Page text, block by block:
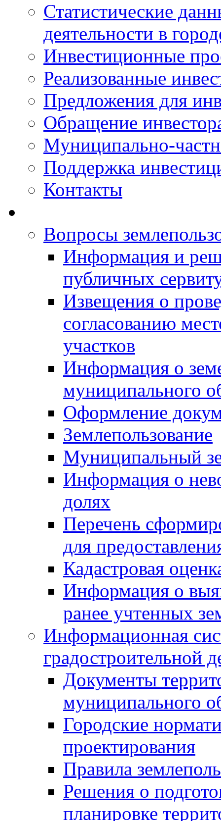
Статистические
деятельности в
Инвестиционные
Реализованные
Предложения для
Обращение
Муниципально-
Поддержка
Контакты
Вопросы
Информация и
публичных
Извещения о
согласованию
участков
Информация о
муниципального
Оформление
Землепользование
Муниципальный
Информация о
долях
Перечень
для
Кадастровая
Информация о
ранее учтенных
Информационная
градостроительной
Документы
муниципального
Городские
проектирования
Правила
Решения о
планировке